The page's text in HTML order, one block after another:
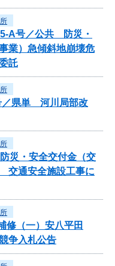
A号／公共 防災・
業）急傾斜地崩壊危
託
／県単 河川局部改
災・安全交付金（交
通安全施設工事に
（一）安八平田
争入札公告